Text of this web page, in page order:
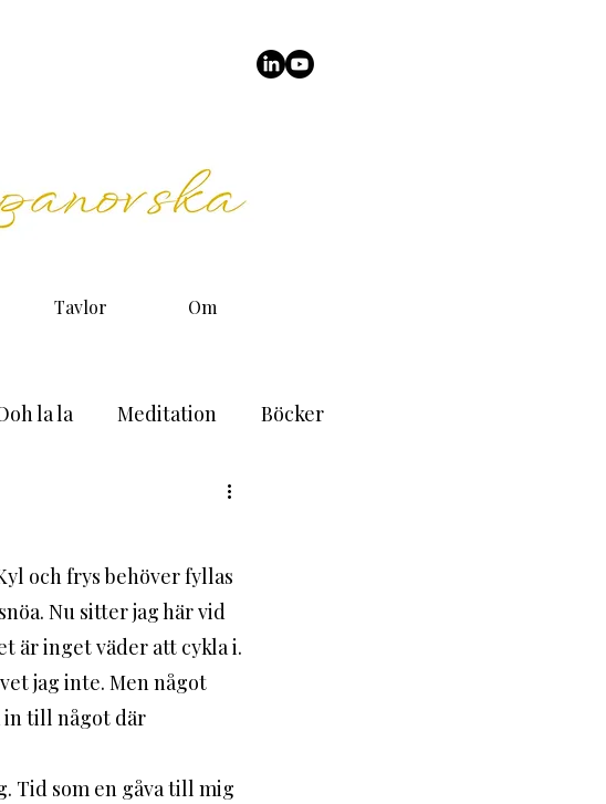
Tavlor Om
la la Meditation Böcker
och frys behöver fyllas
Nu sitter jag här vid
är inget väder att cykla i.
in till något där